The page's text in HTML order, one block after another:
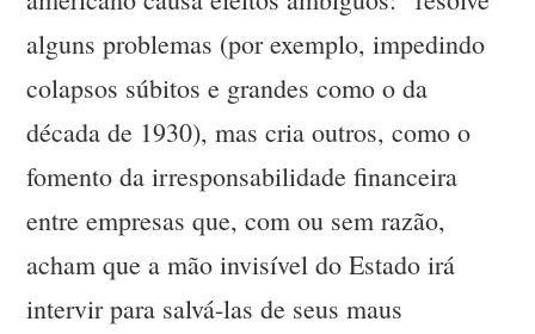
alguns problemas (por exemplo, impedindo
colapsos súbitos e grandes como o da
década de 1930), mas cria outros, como o
fomento da irresponsabilidade financeira
entre empresas que, com ou sem razão,
acham que a mão invisível do Estado irá
intervir para salvá-las de seus maus